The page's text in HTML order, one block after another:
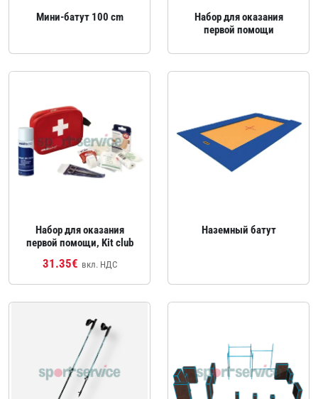
Мини‑батут 100 cm
Набор для оказания
первой помощи
Набор для оказания
первой помощи, Kit club
31.35€ вкл. НДС
Наземный батут